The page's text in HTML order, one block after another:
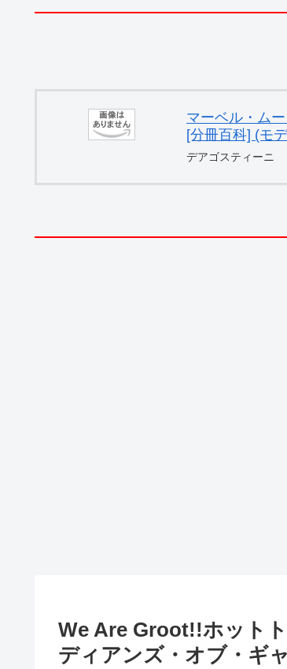
マーベル・ム
[分冊百科] (モ
デアゴスティーニ
We Are Groot!!ホット
ディアンズ・オブ・ギ